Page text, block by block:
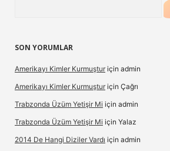
SON YORUMLAR
Amerikayı Kimler Kurmuştur için admin
Amerikayı Kimler Kurmuştur için Çağrı
Trabzonda Üzüm Yetişir Mi için admin
Trabzonda Üzüm Yetişir Mi için Yalaz
2014 De Hangi Diziler Vardı için admin